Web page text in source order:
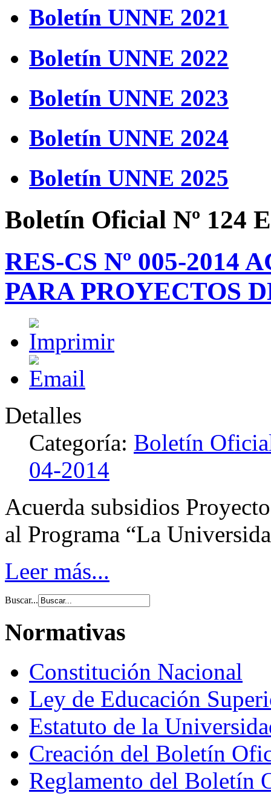
Boletín UNNE 2021
Boletín UNNE 2022
Boletín UNNE 2023
Boletín UNNE 2024
Boletín UNNE 2025
Boletín Oficial Nº 124
RES-CS Nº 005-2014
PARA PROYECTOS
Detalles
Categoría: Boletín
04-2014
Acuerda subsidios
al Programa “La
Leer más...
Buscar...
Normativas
Constitución Nacional
Ley de Educación
Estatuto de la
Creación del Boletín
Reglamento del Boletín